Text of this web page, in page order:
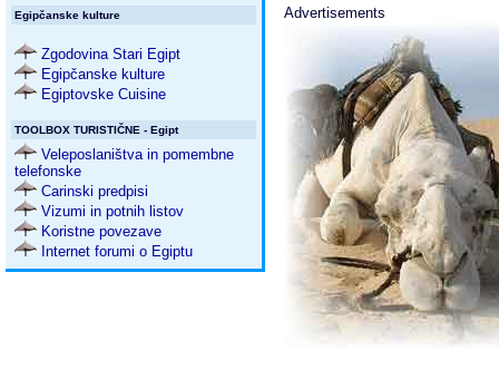
Egipčanske kulture
Zgodovina Stari Egipt
Egipčanske kulture
Egiptovske Cuisine
TOOLBOX TURISTIČNE - Egipt
Veleposlaništva in pomembne
telefonske
Carinski predpisi
Vizumi in potnih listov
Koristne povezave
Internet forumi o Egiptu
Advertisements